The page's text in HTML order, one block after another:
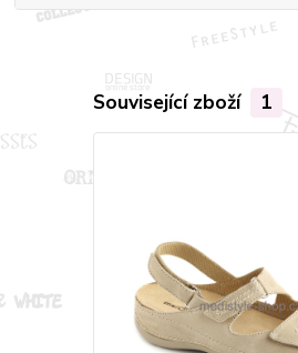
Související zboží 1